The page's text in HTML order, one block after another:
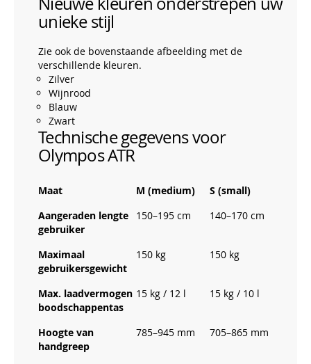
unieke stijl
Zie ook de bovenstaande afbeelding met de
verschillende kleuren.
Zilver
Wijnrood
Blauw
Zwart
Technische gegevens voor
Olympos ATR
Maat M (medium)
S (small)
Aangeraden lengte
gebruiker
150–195 cm 140–170 cm
Maximaal
gebruikersgewicht
150 kg 150 kg
Max. laadvermogen
boodschappentas
15 kg / 12 l 15 kg / 10 l
Hoogte van
handgreep
785–945 mm 705–865 mm